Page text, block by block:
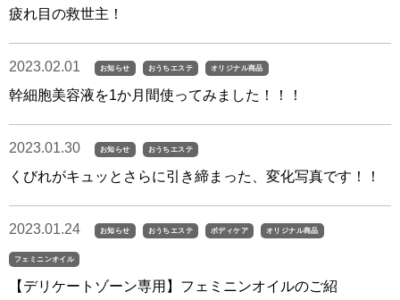
疲れ目の救世主！
2023.02.01 お知らせ おうちエステ オリジナル商品
幹細胞美容液を1か月間使ってみました！！！
2023.01.30 お知らせ おうちエステ
くびれがキュッとさらに引き締まった、変化写真です！！
2023.01.24 お知らせ おうちエステ ボディケア オリジナル商品
フェミニンオイル
【デリケートゾーン専用】フェミニンオイルのご紹